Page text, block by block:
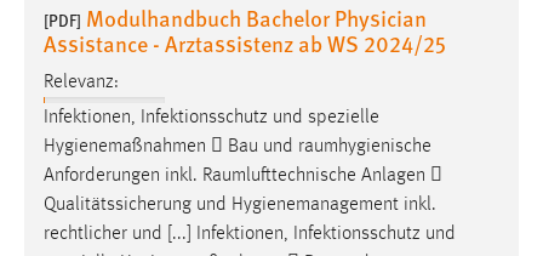
[PDF] Modulhandbuch Bachelor Physician
Assistance - Arztassistenz ab WS 2024/25
Relevanz:
Infektionen, Infektionsschutz und spezielle
Hygienemaßnahmen  Bau und raumhygienische
Anforderungen inkl. Raumlufttechnische Anlagen 
Qualitätssicherung und Hygienemanagement inkl.
rechtlicher und [...] Infektionen, Infektionsschutz und